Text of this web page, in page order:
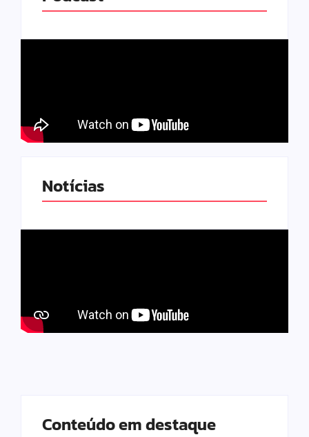
Notícias
Conteúdo em destaque